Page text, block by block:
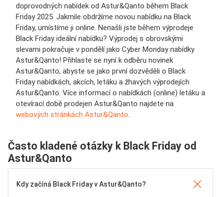
doprovodných nabídek od Astur&Qanto během Black
Friday 2025. Jakmile obdržíme novou nabídku na Black
Friday, umístíme ji online. Nenašli jste během výprodeje
Black Friday ideální nabídku? Výprodej s obrovskými
slevami pokračuje v pondělí jako Cyber Monday nabídky
Astur&Qanto! Přihlaste se nyní k odběru novinek
Astur&Qanto, abyste se jako první dozvěděli o Black
Friday nabídkách, akcích, letáku a žhavých výprodejích
Astur&Qanto. Více informací o nabídkách (online) letáku a
otevírací době prodejen Astur&Qanto najdete na
webových stránkách Astur&Qanto.
Často kladené otázky k Black Friday od
Astur&Qanto
Kdy začíná Black Friday v Astur&Qanto?